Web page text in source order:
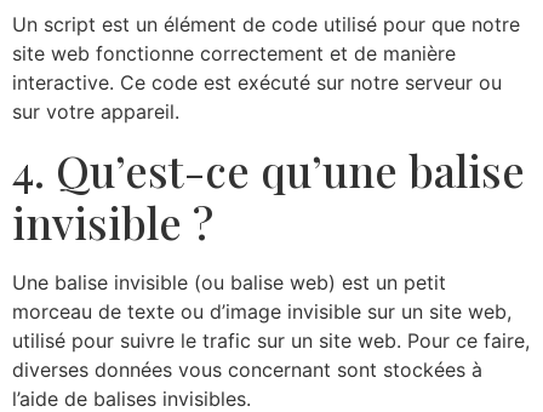
Un script est un élément de code utilisé pour que notre
site web fonctionne correctement et de manière
interactive. Ce code est exécuté sur notre serveur ou
sur votre appareil.
4. Qu’est-ce qu’une balise
invisible ?
Une balise invisible (ou balise web) est un petit
morceau de texte ou d’image invisible sur un site web,
utilisé pour suivre le trafic sur un site web. Pour ce faire,
diverses données vous concernant sont stockées à
l’aide de balises invisibles.